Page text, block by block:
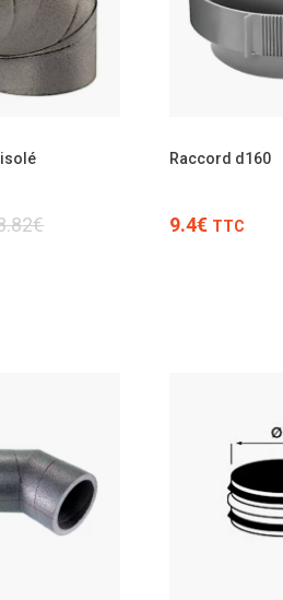
TTC
isolé Raccord d160
9.4€ TTC
TTC